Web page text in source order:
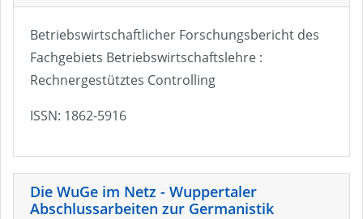
Betriebswirtschaftlicher Forschungsbericht des
Fachgebiets Betriebswirtschaftslehre :
Rechnergestütztes Controlling
ISSN: 1862-5916
Die WuGe im Netz - Wuppertaler
Abschlussarbeiten zur Germanistik